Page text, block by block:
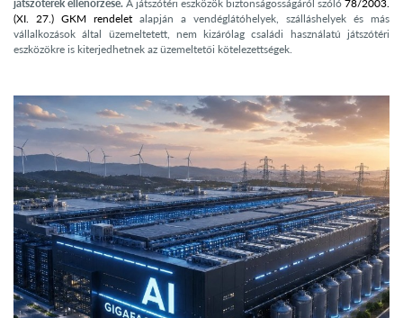
játszóterek ellenőrzése. A játszótéri eszközök biztonságosságáról szóló 78/2003.
(XI. 27.) GKM rendelet alapján a vendéglátóhelyek, szálláshelyek és más
vállalkozások által üzemeltetett, nem kizárólag családi használatú játszótéri
eszközökre is kiterjedhetnek az üzemeltetői kötelezettségek.